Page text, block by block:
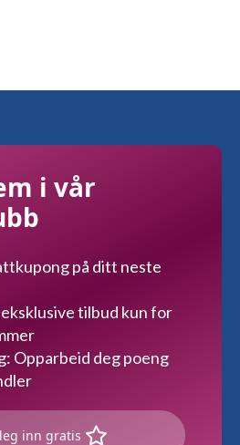
i vår
på ditt neste
tilbud kun for
Opparbeid deg poeng
inn gratis